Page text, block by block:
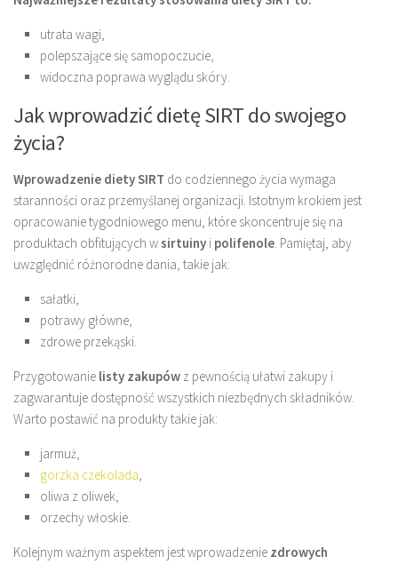
utrata wagi,
polepszające się samopoczucie,
widoczna poprawa wyglądu skóry.
Jak wprowadzić dietę SIRT do swojego
życia?
Wprowadzenie diety SIRT do codziennego życia wymaga
staranności oraz przemyślanej organizacji. Istotnym krokiem jest
opracowanie tygodniowego menu, które skoncentruje się na
produktach obfitujących wsirtuiny i polifenole. Pamiętaj, aby
uwzględnić różnorodne dania, takie jak:
sałatki,
potrawy główne,
zdrowe przekąski.
Przygotowanie listy zakupów z pewnością ułatwi zakupy i
zagwarantuje dostępność wszystkich niezbędnych składników.
Warto postawić na produkty takie jak:
jarmuż,
gorzka czekolada,
oliwa z oliwek,
orzechy włoskie.
Kolejnym ważnym aspektem jest wprowadzenie zdrowych